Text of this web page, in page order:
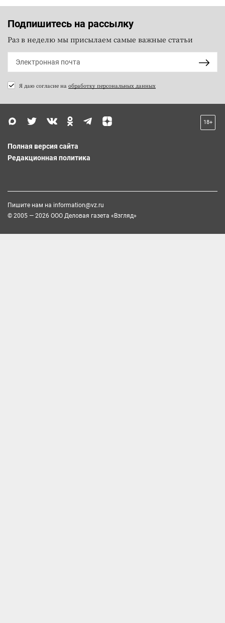
Подпишитесь на рассылку
Раз в неделю мы присылаем самые важные статьи
Я даю согласие на обработку персональных данных
18+
Полная версия сайта
Редакционная политика
Пишите нам на information@vz.ru
© 2005 — 2026 ООО Деловая газета «Взгляд»